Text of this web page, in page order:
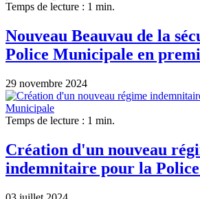
Temps de lecture : 1 min.
Nouveau Beauvau de la
Police Municipale en
29 novembre 2024
Temps de lecture : 1 min.
Création d'un nouveau
indemnitaire pour la